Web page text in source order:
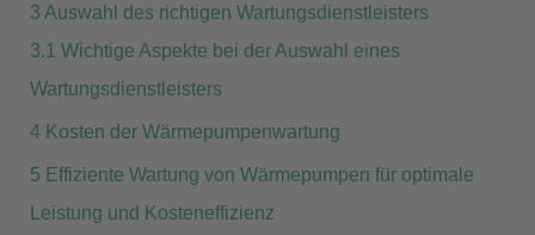
3 Auswahl des richtigen Wartungsdienstleisters
3.1 Wichtige Aspekte bei der Auswahl eines
Wartungsdienstleisters
4Kosten der Wärmepumpenwartung
5 Effiziente Wartung von Wärmepumpen für optimale
Leistung und Kosteneffizienz